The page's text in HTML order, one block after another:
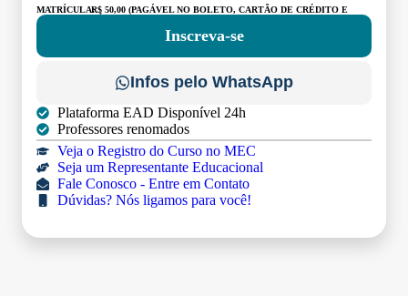
MATRÍCULA:R$ 50,00 (PAGÁVEL NO BOLETO, CARTÃO DE CRÉDITO E
Inscreva-se
Infos pelo WhatsApp
Plataforma EAD Disponível 24h
Professores renomados
Veja o Registro do Curso no MEC
Seja um Representante Educacional
Fale Conosco - Entre em Contato
Dúvidas? Nós ligamos para você!